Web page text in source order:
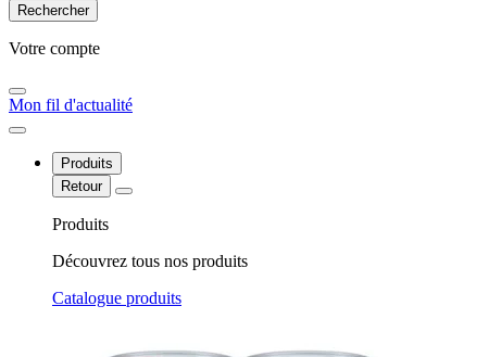
Votre compte​
Mon fil d'actualité
Produits
Retour
Produits
Découvrez tous nos produits
Catalogue produits